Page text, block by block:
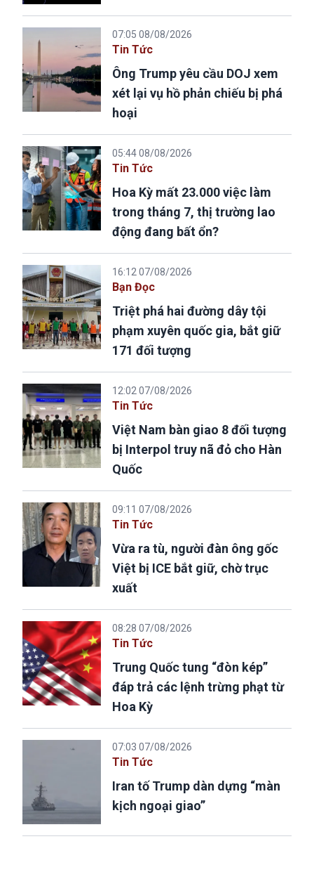
07:05 08/08/2026
Tin Tức
Ông Trump yêu cầu DOJ xem
xét lại vụ hồ phản chiếu bị phá
hoại
05:44 08/08/2026
Tin Tức
Hoa Kỳ mất 23.000 việc làm
trong tháng 7, thị trường lao
động đang bất ổn?
16:12 07/08/2026
Bạn Đọc
Triệt phá hai đường dây tội
phạm xuyên quốc gia, bắt giữ
171 đối tượng
12:02 07/08/2026
Tin Tức
Việt Nam bàn giao 8 đối tượng
bị Interpol truy nã đỏ cho Hàn
Quốc
09:11 07/08/2026
Tin Tức
Vừa ra tù, người đàn ông gốc
Việt bị ICE bắt giữ, chờ trục
xuất
08:28 07/08/2026
Tin Tức
Trung Quốc tung “đòn kép”
đáp trả các lệnh trừng phạt từ
Hoa Kỳ
07:03 07/08/2026
Tin Tức
Iran tố Trump dàn dựng “màn
kịch ngoại giao”